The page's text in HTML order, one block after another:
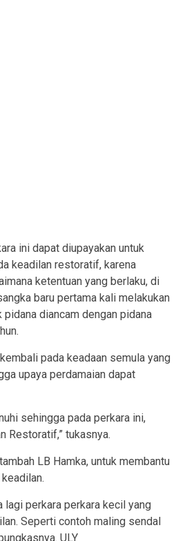
ini dapat diupayakan untuk
keadilan restoratif, karena
ketentuan yang berlaku, di
baru pertama kali melakukan
pidana diancam dengan pidana
pada keadaan semula yang
upaya perdamaian dapat
sehingga pada perkara ini,
Restoratif,” tukasnya.
LB Hamka, untuk membantu
lagi perkara perkara kecil yang
Seperti contoh maling sendal
ULY